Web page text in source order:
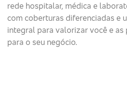
rede hospitalar, médica e
com coberturas diferenciadas e
integral para valorizar você e as
para o seu negócio.